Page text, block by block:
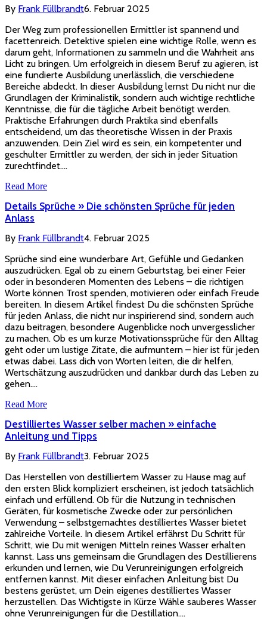
By Frank Füllbrandt6. Februar 2025
Der Weg zum professionellen Ermittler ist spannend und
facettenreich. Detektive spielen eine wichtige Rolle, wenn es
darum geht, Informationen zu sammeln und die Wahrheit ans
Licht zu bringen. Um erfolgreich in diesem Beruf zu agieren, ist
eine fundierte Ausbildung unerlässlich, die verschiedene
Bereiche abdeckt. In dieser Ausbildung lernst Du nicht nur die
Grundlagen der Kriminalistik, sondern auch wichtige rechtliche
Kenntnisse, die für die tägliche Arbeit benötigt werden.
Praktische Erfahrungen durch Praktika sind ebenfalls
entscheidend, um das theoretische Wissen in der Praxis
anzuwenden. Dein Ziel wird es sein, ein kompetenter und
geschulter Ermittler zu werden, der sich in jeder Situation
zurechtfindet.…
Read More
Details Sprüche » Die schönsten Sprüche für jeden
Anlass
By Frank Füllbrandt4. Februar 2025
Sprüche sind eine wunderbare Art, Gefühle und Gedanken
auszudrücken. Egal ob zu einem Geburtstag, bei einer Feier
oder in besonderen Momenten des Lebens – die richtigen
Worte können Trost spenden, motivieren oder einfach Freude
bereiten. In diesem Artikel findest Du die schönsten Sprüche
für jeden Anlass, die nicht nur inspirierend sind, sondern auch
dazu beitragen, besondere Augenblicke noch unvergesslicher
zu machen. Ob es um kurze Motivationssprüche für den Alltag
geht oder um lustige Zitate, die aufmuntern – hier ist für jeden
etwas dabei. Lass dich von Worten leiten, die dir helfen,
Wertschätzung auszudrücken und dankbar durch das Leben zu
gehen.…
Read More
Destilliertes Wasser selber machen » einfache
Anleitung und Tipps
By Frank Füllbrandt3. Februar 2025
Das Herstellen von destilliertem Wasser zu Hause mag auf
den ersten Blick kompliziert erscheinen, ist jedoch tatsächlich
einfach und erfüllend. Ob für die Nutzung in technischen
Geräten, für kosmetische Zwecke oder zur persönlichen
Verwendung – selbstgemachtes destilliertes Wasser bietet
zahlreiche Vorteile. In diesem Artikel erfährst Du Schritt für
Schritt, wie Du mit wenigen Mitteln reines Wasser erhalten
kannst. Lass uns gemeinsam die Grundlagen des Destillierens
erkunden und lernen, wie Du Verunreinigungen erfolgreich
entfernen kannst. Mit dieser einfachen Anleitung bist Du
bestens gerüstet, um Dein eigenes destilliertes Wasser
herzustellen. Das Wichtigste in Kürze Wähle sauberes Wasser
ohne Verunreinigungen für die Destillation.…